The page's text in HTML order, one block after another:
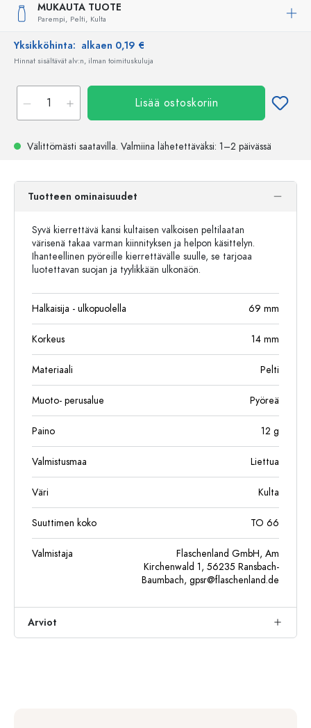
MUKAUTA TUOTE
Parempi, Pelti, Kulta
Yksikköhinta: alkaen 0,19 €
Hinnat sisältävät alv:n, ilman toimituskuluja
Lisää ostoskoriin
Välittömästi saatavilla. Valmiina lähetettäväksi: 1–2 päivässä
Tuotteen ominaisuudet
Syvä kierrettävä kansi kultaisen valkoisen peltilaatan
värisenä takaa varman kiinnityksen ja helpon käsittelyn.
Ihanteellinen pyöreille kierrettävälle suulle, se tarjoaa
luotettavan suojan ja tyylikkään ulkonäön.
Halkaisija - ulkopuolella 69 mm
Korkeus 14 mm
Materiaali Pelti
Muoto- perusalue Pyöreä
Paino 12 g
Valmistusmaa Liettua
Väri Kulta
Suuttimen koko TO 66
Valmistaja
Flaschenland GmbH, Am
Kirchenwald 1, 56235 Ransbach-
Baumbach, gpsr@flaschenland.de
Arviot